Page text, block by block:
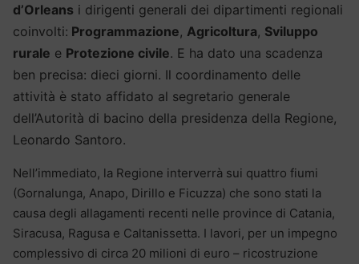
d’Orleans i dirigenti generali dei dipartimenti regionali
coinvolti: Programmazione, Agricoltura, Sviluppo
rurale e Protezione civile. E ha dato una scadenza
ben precisa: dieci giorni. Il coordinamento delle
attività è stato affidato al segretario generale
dell’Autorità di bacino della presidenza della Regione,
Leonardo Santoro.
Nell’immediato, la Regione interverrà sui quattro fiumi
(Gornalunga, Anapo, Dirillo e Ficuzza) che sono stati la
causa degli allagamenti recenti nelle province di Catania,
Siracusa, Ragusa e Caltanissetta. I lavori, per un impegno
complessivo di circa 20 milioni di euro – ricostruzione